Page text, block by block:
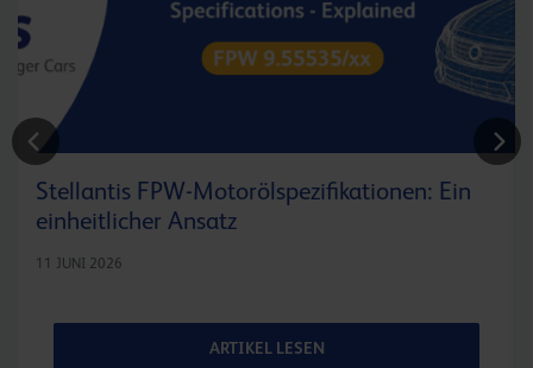
Stellantis FPW-Motorölspezifikationen: Ein
einheitlicher Ansatz
11 JUNI 2026
ARTIKEL LESEN